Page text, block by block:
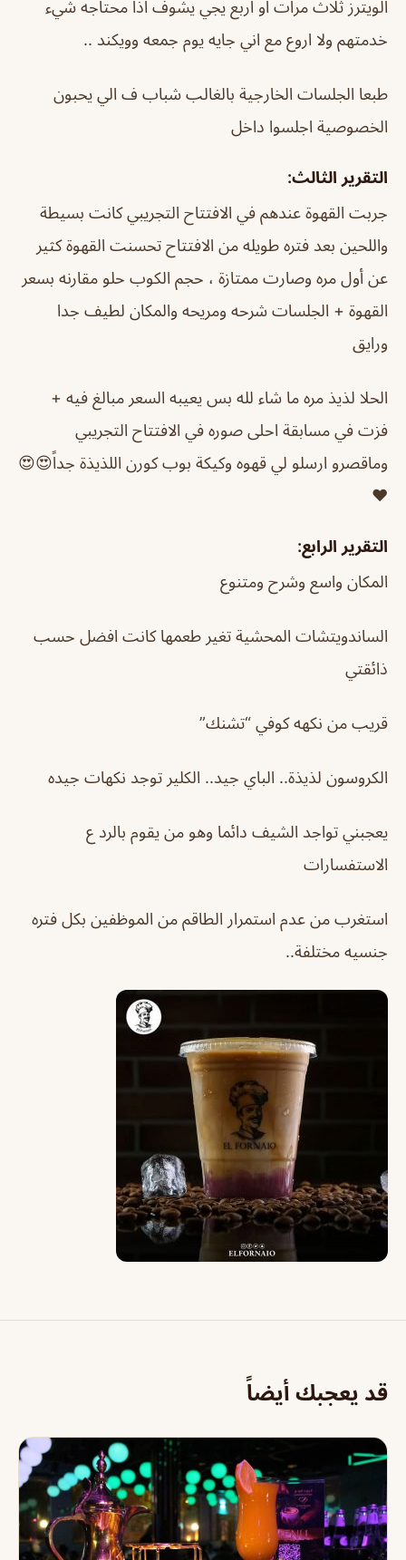
الويترز ثلاث مرات او اربع يجي يشوف اذا محتاجه شيء
خدمتهم ولا اروع مع اني جايه يوم جمعه وويكند ..
طبعا الجلسات الخارجية بالغالب شباب ف الي يحبون
الخصوصية اجلسوا داخل
التقرير الثالث:
جربت القهوة عندهم في الافتتاح التجريبي كانت بسيطة
واللحين بعد فتره طويله من الافتتاح تحسنت القهوة كثير
عن أول مره وصارت ممتازة ، حجم الكوب حلو مقارنه بسعر
القهوة + الجلسات شرحه ومريحه والمكان لطيف جدا
ورايق
الحلا لذيذ مره ما شاء لله بس يعيبه السعر مبالغ فيه +
فزت في مسابقة احلى صوره في الافتتاح التجريبي
وماقصرو ارسلو لي قهوه وكيكة بوب كورن اللذيذة جداً😍😍
❤️
التقرير الرابع:
المكان واسع وشرح ومتنوع
الساندويتشات المحشية تغير طعمها كانت افضل حسب
ذائقتي
قريب من نكهه كوفي “تشنك”
الكروسون لذيذة.. الباي جيد.. الكلير توجد نكهات جيده
يعجبني تواجد الشيف دائما وهو من يقوم بالرد ع
الاستفسارات
استغرب من عدم استمرار الطاقم من الموظفين بكل فتره
جنسيه مختلفة..
قد يعجبك أيضاً